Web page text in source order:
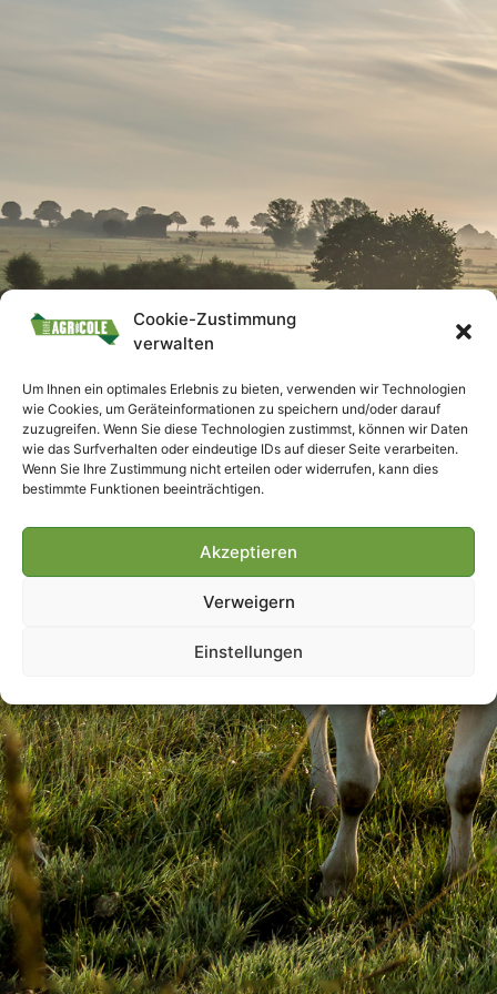
Cookie-Zustimmung
verwalten
Um Ihnen ein optimales Erlebnis zu bieten, verwenden wir Technologien
wie Cookies, um Geräteinformationen zu speichern und/oder darauf
zuzugreifen. Wenn Sie diese Technologien zustimmst, können wir Daten
wie das Surfverhalten oder eindeutige IDs auf dieser Seite verarbeiten.
Wenn Sie Ihre Zustimmung nicht erteilen oder widerrufen, kann dies
bestimmte Funktionen beeinträchtigen.
Akzeptieren
Verweigern
Einstellungen
Villmools Merci! Bis nächst
Joer!